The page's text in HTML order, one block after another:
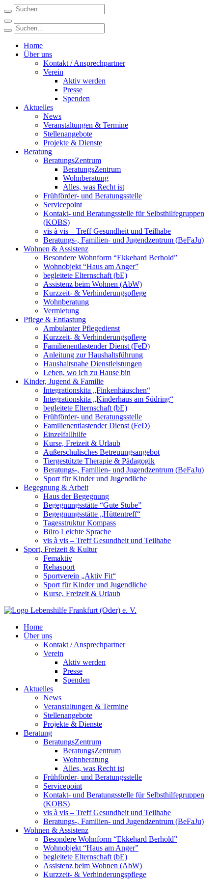
Home
Über uns
Kontakt / Ansprechpartner
Verein
Aktiv werden
Presse
Spenden
Aktuelles
News
Veranstaltungen & Termine
Stellenangebote
Projekte & Dienste
Beratung
BeratungsZentrum
BeratungsZentrum
Wohnberatung
Alles, was Recht ist
Frühförder- und Beratungsstelle
Servicepoint
Kontakt- und Beratungsstelle für Selbsthilfegruppen
(KOBS)
vis à vis – Treff Gesundheit und Teilhabe
Beratungs-, Familien- und Jugendzentrum (BeFaJu)
Wohnen & Assistenz
Besondere Wohnform “Ekkehard Berhold”
Wohnobjekt “Haus am Anger”
begleitete Elternschaft (bE)
Assistenz beim Wohnen (AbW)
Kurzzeit- & Verhinderungspflege
Wohnberatung
Vermietung
Pflege & Entlastung
Ambulanter Pflegedienst
Kurzzeit- & Verhinderungspflege
Familienentlastender Dienst (FeD)
Anleitung zur Haushaltsführung
Haushaltsnahe Dienstleistungen
Leben, wo ich zu Hause bin
Kinder, Jugend & Familie
Integrationskita „Finkenhäuschen“
Integrationskita „Kinderhaus am Südring“
begleitete Elternschaft (bE)
Frühförder- und Beratungsstelle
Familienentlastender Dienst (FeD)
Einzelfallhilfe
Kurse, Freizeit & Urlaub
Außerschulisches Betreuungsangebot
Tiergestützte Therapie & Pädagogik
Beratungs-, Familien- und Jugendzentrum (BeFaJu)
Sport für Kinder und Jugendliche
Begegnung & Arbeit
Haus der Begegnung
Begegnungsstätte “Gute Stube”
Begegnungsstätte „Hüttentreff“
Tagesstruktur Kompass
Büro Leichte Sprache
vis à vis – Treff Gesundheit und Teilhabe
Sport, Freizeit & Kultur
Femaktiv
Rehasport
Sportverein „Aktiv Fit“
Sport für Kinder und Jugendliche
Kurse, Freizeit & Urlaub
Home
Über uns
Kontakt / Ansprechpartner
Verein
Aktiv werden
Presse
Spenden
Aktuelles
News
Veranstaltungen & Termine
Stellenangebote
Projekte & Dienste
Beratung
BeratungsZentrum
BeratungsZentrum
Wohnberatung
Alles, was Recht ist
Frühförder- und Beratungsstelle
Servicepoint
Kontakt- und Beratungsstelle für Selbsthilfegruppen
(KOBS)
vis à vis – Treff Gesundheit und Teilhabe
Beratungs-, Familien- und Jugendzentrum (BeFaJu)
Wohnen & Assistenz
Besondere Wohnform “Ekkehard Berhold”
Wohnobjekt “Haus am Anger”
begleitete Elternschaft (bE)
Assistenz beim Wohnen (AbW)
Kurzzeit- & Verhinderungspflege